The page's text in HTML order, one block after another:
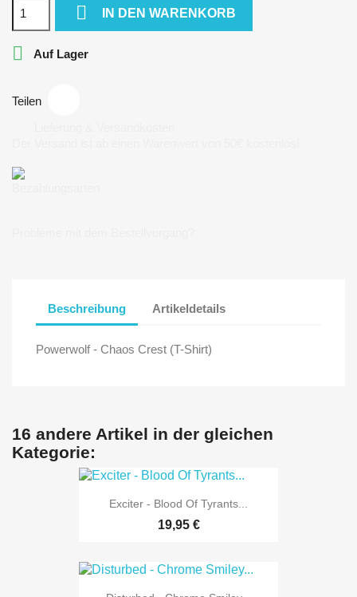
 IN DEN WARENKORB
 Auf Lager
Teilen
Beschreibung Artikeldetails
Powerwolf - Chaos Crest (T-Shirt)
16 andere Artikel in der gleichen
Kategorie:
Exciter - Blood Of Tyrants...
19,95 €